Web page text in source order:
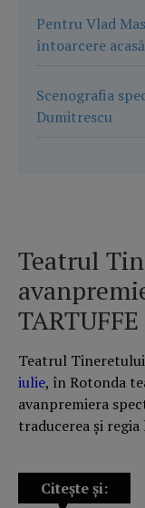
Pentru Vlad
întoarcere
Scenografia
Dumitrescu
Teatrul
Teatrul
iulie, în Rotonda
avanpremiera
traducerea și regia
Citește și: